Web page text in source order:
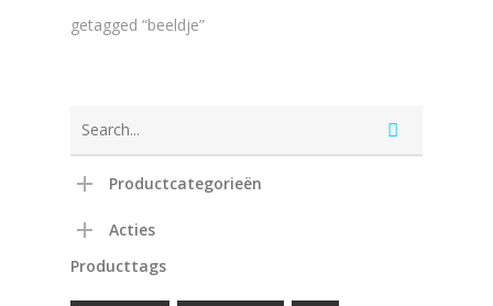
getagged “beeldje”
Productcategorieën
Acties
Producttags